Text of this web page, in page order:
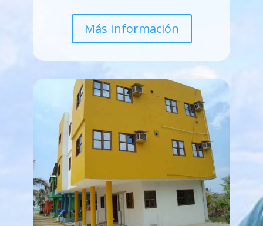
Más Información